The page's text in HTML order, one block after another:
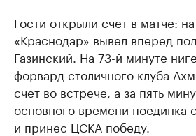
Гости открыли счет в матче:
«Краснодар» вывел вперед
Газинский. На 73-й минуте
форвард столичного клуба
счет во встрече, а за пять
основного времени поединка
и принес ЦСКА победу.